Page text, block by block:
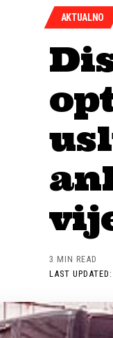
AKTUALNO
LAST
3 MIN READ